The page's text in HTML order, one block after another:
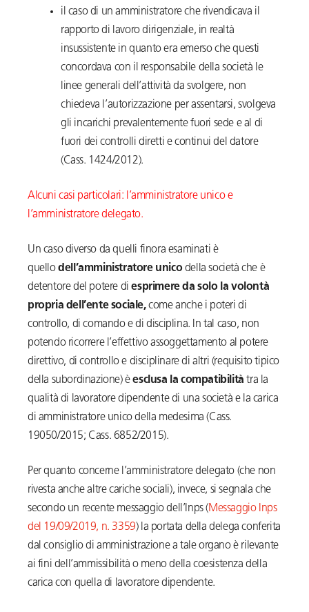
il caso di un amministratore che rivendicava il
rapporto di lavoro dirigenziale, in realtà
insussistente in quanto era emerso che questi
concordava con il responsabile della società le
linee generali dell’attività da svolgere, non
chiedeva l’autorizzazione per assentarsi, svolgeva
gli incarichi prevalentemente fuori sede e al di
fuori dei controlli diretti e continui del datore
(Cass. 1424/2012).
Alcuni casi particolari: l’amministratore unico e
l’amministratore delegato.
Un caso diverso da quelli finora esaminati è
quellodell’amministratore unicodella società che è
detentore del potere diesprimere da solo la volontà
propria dell’ente sociale,come anche i poteri di
controllo, di comando e di disciplina. In tal caso, non
potendo ricorrere l’effettivo assoggettamento al potere
direttivo, di controllo e disciplinare di altri (requisito tipico
della subordinazione) èesclusa la compatibilitàtra la
qualità di lavoratore dipendente di una società e la carica
di amministratore unico della medesima (Cass.
19050/2015; Cass. 6852/2015).
Per quanto concerne l’amministratore delegato (che non
rivesta anche altre cariche sociali), invece, si segnala che
secondo un recente messaggio dell’Inps ( Messaggio Inps
del 19/09/2019, n. 3359) la portata della delega conferita
dal consiglio di amministrazione a tale organo è rilevante
ai fini dell’ammissibilità o meno della coesistenza della
carica con quella di lavoratore dipendente.